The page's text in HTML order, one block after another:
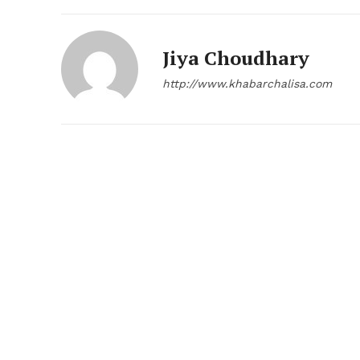
Jiya Choudhary
http://www.khabarchalisa.com